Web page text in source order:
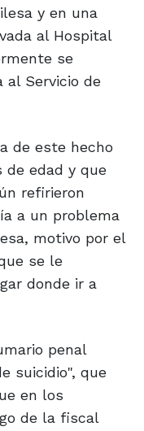
y en una
al Hospital
se
Servicio de
de este hecho
de edad y que
refirieron
a un problema
motivo por el
se le
donde ir a
penal
suicidio", que
en los
de la fiscal